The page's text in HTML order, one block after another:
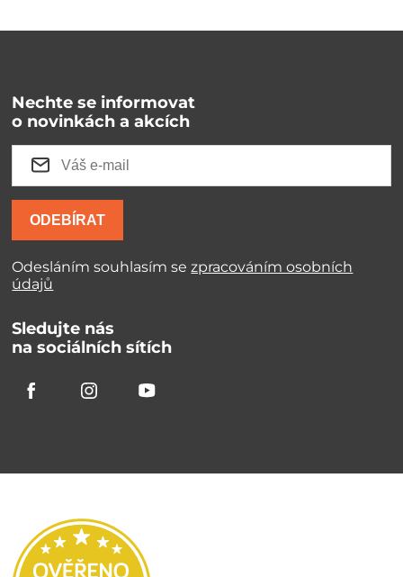
Nechte se informovat
o novinkách a akcích
ODEBÍRAT
Odesláním souhlasím sezpracováním osobních
údajů
Sledujte nás
na sociálních sítích